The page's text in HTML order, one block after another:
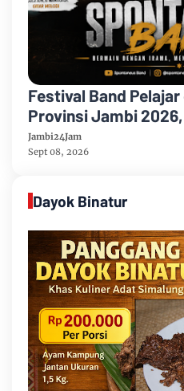
Festival Band
Provinsi Jambi
Taman Banjuran
Band Raih Juara 2
Jambi24Jam
Sept 08, 2026
Dayok Binatur